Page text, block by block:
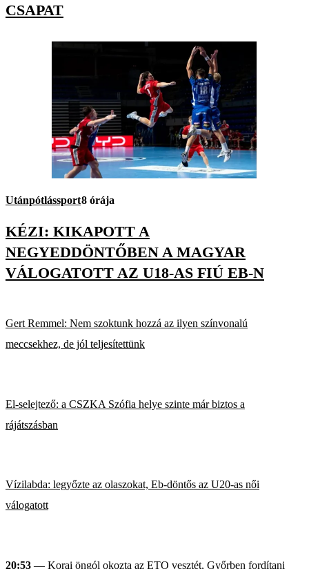
CSAPAT
Utánpótlássport8 órája
KÉZI: KIKAPOTT A
NEGYEDDÖNTŐBEN A MAGYAR
VÁLOGATOTT AZ U18-AS FIÚ EB-N
Gert Remmel: Nem szoktunk hozzá az ilyen színvonalú
meccsekhez, de jól teljesítettünk
El-selejtező: a CSZKA Szófia helye szinte már biztos a
rájátszásban
Vízilabda: legyőzte az olaszokat, Eb-döntős az U20-as női
válogatott
20:53 — Korai öngól okozta az ETO vesztét, Győrben fordítani